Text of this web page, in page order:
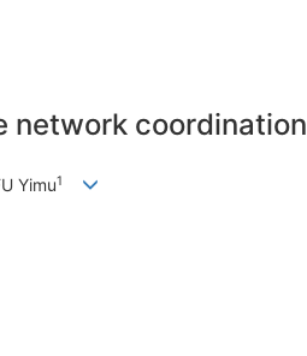
network coordination
Yimu1